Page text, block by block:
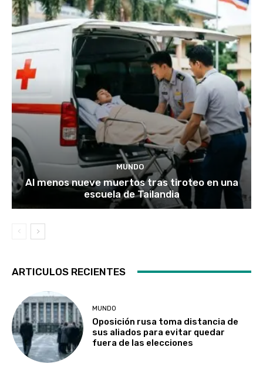
MUNDO
Al menos nueve muertos tras tiroteo en una
escuela de Tailandia
ARTICULOS RECIENTES
MUNDO
Oposición rusa toma distancia de
sus aliados para evitar quedar
fuera de las elecciones